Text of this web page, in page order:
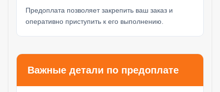
Предоплата позволяет закрепить ваш заказ и
оперативно приступить к его выполнению.
Важные детали по предоплате